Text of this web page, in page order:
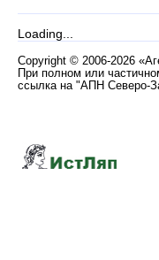
Loading...
Copyright © 2006-2026
При полном или
ссылка на "АПН Северо-